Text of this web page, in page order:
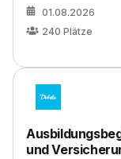
01.08.2026
240 Plätze
und